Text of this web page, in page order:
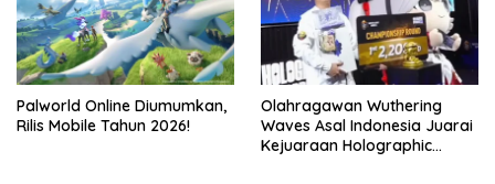
Palworld Online Diumumkan,
Rilis Mobile Tahun 2026!
Olahragawan Wuthering
Waves Asal Indonesia Juarai
Kejuaraan Holographic